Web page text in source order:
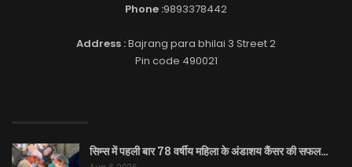
Phone :9893378442
Address :Bajrang para bhilai 3 Street 2
Pin code 490021
सिम्स में पहली बार 78 वर्षीय महिला के अंडाशय कैंसर की सफल…